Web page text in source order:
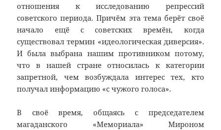
отношения к исследованию репрессий
советского периода. Причём эта тема берёт своё
начало ещё с советских времён, когда
существовал термин «идеологическая диверсия».
И была выбрана нашим противником потому,
что в нашей стране относилась к категории
запретной, чем возбуждала интерес тех, кто
получал информацию «с чужого голоса».
В своё время, общаясь с председателем
магаданского «Мемориала» Мироном